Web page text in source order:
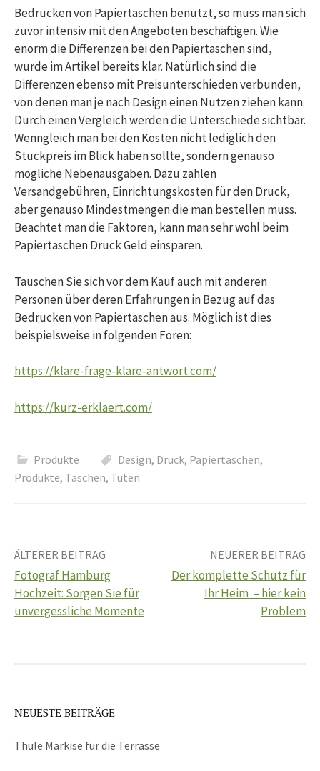
Bedrucken von Papiertaschen benutzt, so muss man sich
zuvor intensiv mit den Angeboten beschäftigen. Wie
enorm die Differenzen bei den Papiertaschen sind,
wurde im Artikel bereits klar. Natürlich sind die
Differenzen ebenso mit Preisunterschieden verbunden,
von denen man je nach Design einen Nutzen ziehen kann.
Durch einen Vergleich werden die Unterschiede sichtbar.
Wenngleich man bei den Kosten nicht lediglich den
Stückpreis im Blick haben sollte, sondern genauso
mögliche Nebenausgaben. Dazu zählen
Versandgebühren, Einrichtungskosten für den Druck,
aber genauso Mindestmengen die man bestellen muss.
Beachtet man die Faktoren, kann man sehr wohl beim
Papiertaschen Druck Geld einsparen.
Tauschen Sie sich vor dem Kauf auch mit anderen
Personen über deren Erfahrungen in Bezug auf das
Bedrucken von Papiertaschen aus. Möglich ist dies
beispielsweise in folgenden Foren:
https://klare-frage-klare-antwort.com/
https://kurz-erklaert.com/
Produkte Design, Druck, Papiertaschen,
Produkte, Taschen, Tüten
Beitrags-
Navigation
ÄLTERER BEITRAG
Fotograf Hamburg
Hochzeit: Sorgen Sie für
unvergessliche Momente
NEUERER BEITRAG
Der komplette Schutz für
Ihr Heim – hier kein
Problem
NEUESTE BEITRÄGE
Thule Markise für die Terrasse